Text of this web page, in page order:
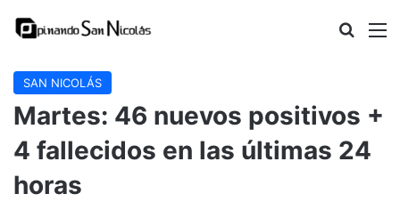
Buscar
SAN NICOLÁS
Martes: 46 nuevos positivos +
4 fallecidos en las últimas 24
horas